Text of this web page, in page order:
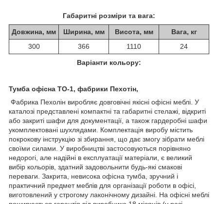
Габаритні розміри та вага:
Довжина, мм Ширина, мм Висота, мм
Вага, кг
300
366 1110 24
Варіанти кольору:
Тумба офісна ТО-1, фабрики Пехотін,
Фабрика Пехолін виробляє довговічні якісні офісні меблі. У
каталозі представлені компактні та габаритні стелажі, відкриті
або закриті шафи для документації, а також гардеробні шафи
укомплектовані шухлядами. Комплектація виробу містить
покрокову інструкцію зі збирання, що дає змогу зібрати меблі
своїми силами. У виробництві застосовуються порівняно
недорогі, але надійні в експлуатації матеріали, є великий
вибір кольорів, здатний задовольнити будь-які смакові
переваги. Закрита, невисока офісна тумба, зручний і
практичний предмет меблів для організації роботи в офісі,
виготовлений у строгому лаконічному дизайні. На офісні меблі